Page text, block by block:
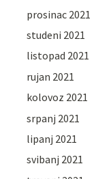
prosinac 2021
studeni 2021
listopad 2021
rujan 2021
kolovoz 2021
srpanj 2021
lipanj 2021
svibanj 2021